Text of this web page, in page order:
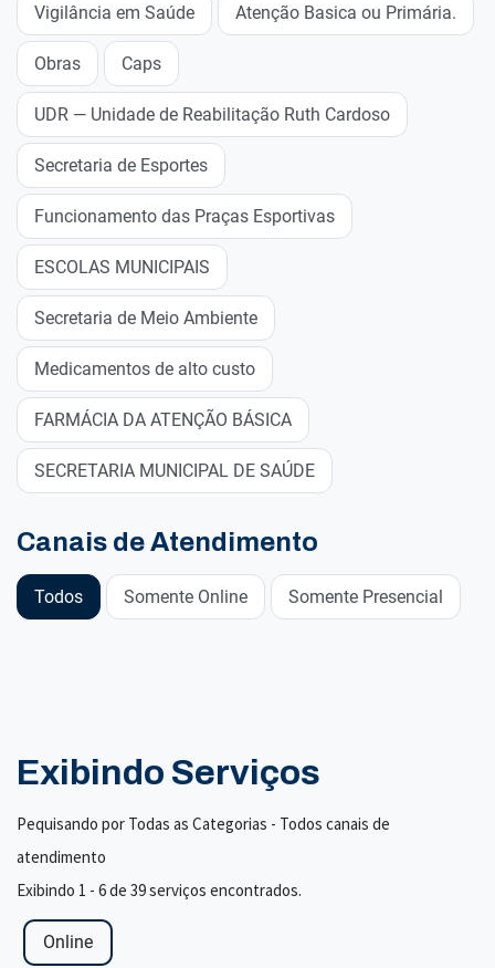
Vigilância em Saúde Atenção Basica ou Primária.
Obras Caps
UDR — Unidade de Reabilitação Ruth Cardoso
Secretaria de Esportes
Funcionamento das Praças Esportivas
ESCOLAS MUNICIPAIS
Secretaria de Meio Ambiente
Medicamentos de alto custo
FARMÁCIA DA ATENÇÃO BÁSICA
SECRETARIA MUNICIPAL DE SAÚDE
Canais de Atendimento
Todos Somente Online Somente Presencial
Exibindo Serviços
Pequisando por Todas as Categorias - Todos canais de
atendimento
Exibindo 1 - 6 de 39 serviços encontrados.
Online